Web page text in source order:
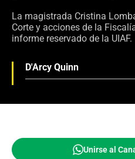
La magistrada Cristina
Corte y acciones de la
informe reservado de la UIAF.
D'Arcy Quinn
Unirse al